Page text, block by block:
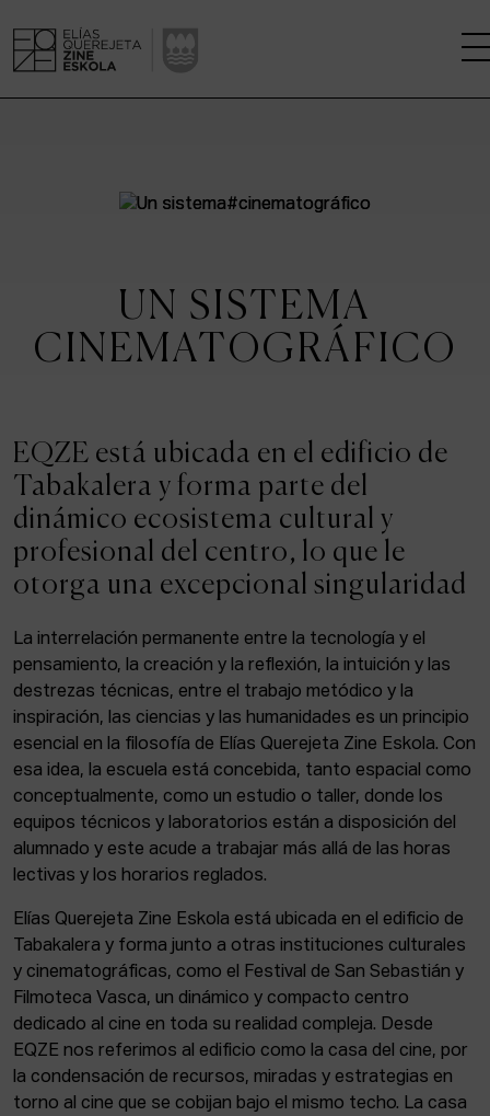
CENTRO DE INVESTIGACIÓN
KINOFABRIKA
LA CASA DEL CINE
ACTUALIDAD
Admisión
Intranet
Facebook Equis Instagram
© Elías Querejeta Zine Eskola 2026
Tabakalera · Andre zigarrogileak plaza, 1
20012 Donostia / San Sebastián
T. 0034 943 545 005
E. info@zine-eskola.eus
UN SISTEMA
CINEMATOGRÁFICO
EQZE está ubicada en el edificio de
Tabakalera y forma parte del
dinámico ecosistema cultural y
profesional del centro, lo que le
otorga una excepcional singularidad
La interrelación permanente entre la tecnología y el
pensamiento, la creación y la reflexión, la intuición y las
destrezas técnicas, entre el trabajo metódico y la
inspiración, las ciencias y las humanidades es un principio
esencial en la filosofía de Elías Querejeta Zine Eskola. Con
esa idea, la escuela está concebida, tanto espacial como
conceptualmente, como un estudio o taller, donde los
equipos técnicos y laboratorios están a disposición del
alumnado y este acude a trabajar más allá de las horas
lectivas y los horarios reglados.
Elías Querejeta Zine Eskola está ubicada en el edificio de
Tabakalera y forma junto a otras instituciones culturales
y cinematográficas, como el Festival de San Sebastián y
Filmoteca Vasca, un dinámico y compacto centro
dedicado al cine en toda su realidad compleja. Desde
EQZE nos referimos al edificio como la casa del cine, por
la condensación de recursos, miradas y estrategias en
torno al cine que se cobijan bajo el mismo techo. La casa